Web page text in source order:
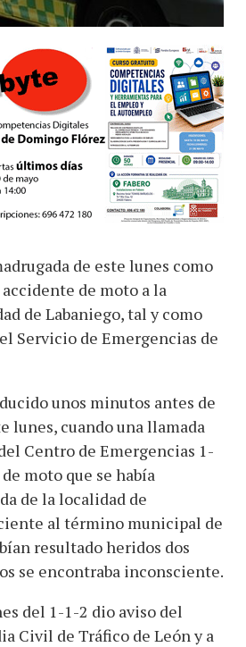
de este lunes como
de moto a la
de Labaniego, tal y como
Servicio de Emergencias de
unos minutos antes de
lunes, cuando una llamada
Centro de Emergencias 1-
moto que se había
de la localidad de
al término municipal de
resultado heridos dos
se encontraba inconsciente.
del 1-1-2 dio aviso del
Civil de Tráfico de León y a